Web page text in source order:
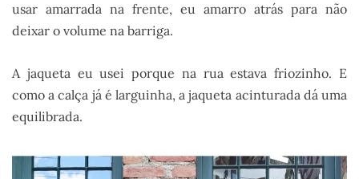
usar amarrada na frente, eu amarro atrás para não
deixar o volume na barriga.
A jaqueta eu usei porque na rua estava friozinho. E
como a calça já é larguinha, a jaqueta acinturada dá uma
equilibrada.